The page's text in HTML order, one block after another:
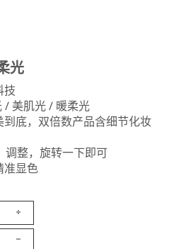
光
技
/ 美肌光 / 暖柔光
底，双倍数产品含细节化妆
调整，旋转一下即可
准显色